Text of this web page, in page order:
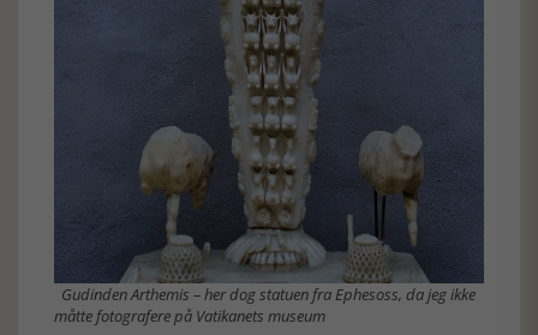
Gudinden Arthemis – her dog statuen fra Ephesoss, da jeg ikke
måtte fotografere på Vatikanets museum